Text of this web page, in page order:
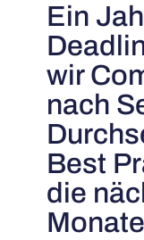
Ein
wir
nach
Best
die